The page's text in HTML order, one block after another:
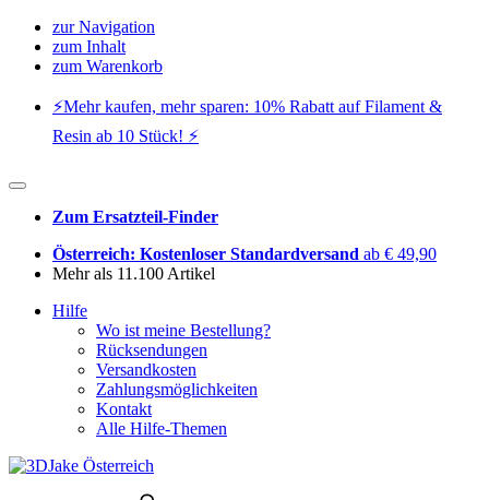
zur Navigation
zum Inhalt
zum Warenkorb
⚡️Mehr kaufen, mehr sparen: 10% Rabatt auf Filament &
Resin ab 10 Stück! ⚡️
Zum Ersatzteil-Finder
Österreich: Kostenloser Standardversand ab € 49,90
Mehr als 11.100 Artikel
Hilfe
Wo ist meine Bestellung?
Rücksendungen
Versandkosten
Zahlungsmöglichkeiten
Kontakt
Alle Hilfe-Themen